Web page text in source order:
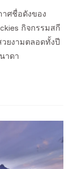
าศชื่อดังของ
กิจกรรมสกี
วยงามตลอดทั้งปี
าดา